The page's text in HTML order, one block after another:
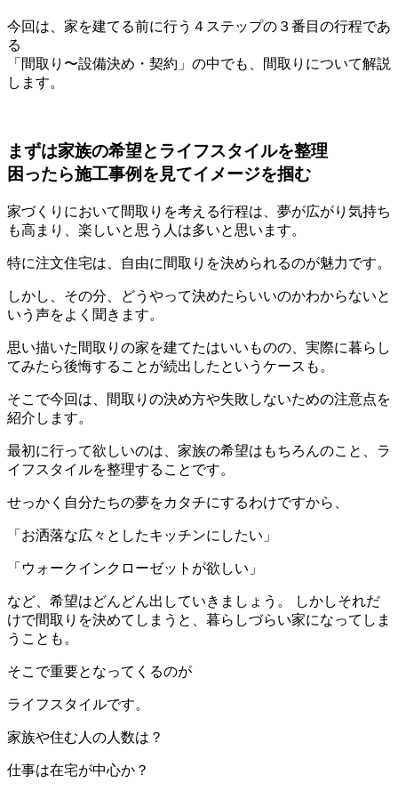
今回は、家を建てる前に行う４ステップの３番目の行程であ
る
「間取り〜設備決め・契約」の中でも、間取りについて解説
します。
まずは家族の希望とライフスタイルを整理
困ったら施工事例を見てイメージを掴む
家づくりにおいて間取りを考える行程は、夢が広がり気持ち
も高まり、楽しいと思う人は多いと思います。
特に注文住宅は、自由に間取りを決められるのが魅力です。
しかし、その分、どうやって決めたらいいのかわからないと
いう声をよく聞きます。
思い描いた間取りの家を建てたはいいものの、実際に暮らし
てみたら後悔することが続出したというケースも。
そこで今回は、間取りの決め方や失敗しないための注意点を
紹介します。
最初に行って欲しいのは、家族の希望はもちろんのこと、ラ
イフスタイルを整理することです。
せっかく自分たちの夢をカタチにするわけですから、
「お洒落な広々としたキッチンにしたい」
「ウォークインクローゼットが欲しい」
など、希望はどんどん出していきましょう。 しかしそれだ
けで間取りを決めてしまうと、暮らしづらい家になってしま
うことも。
そこで重要となってくるのが
ライフスタイルです。
家族や住む人の人数は？
仕事は在宅が中心か？